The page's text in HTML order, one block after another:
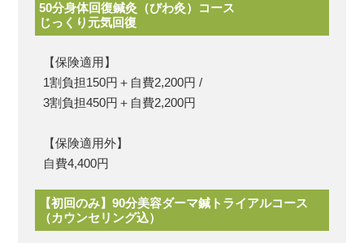
50分身体回復鍼灸（びわ灸）コース
じっくり元気回復
【保険適用】
1割負担150円＋自費2,200円 /
3割負担450円＋自費2,200円
【保険適用外】
自費4,400円
【初回のみ】90分美容ダーマ鍼トライアルコース
（カウンセリング込）